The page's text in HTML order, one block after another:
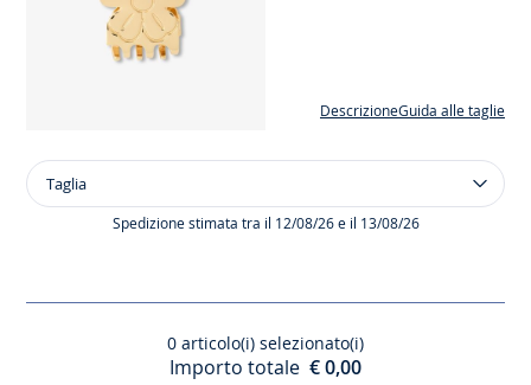
Descrizione Guida alle taglie
Taglia
Fermaglio
metallo
Taglia
Spedizione stimata tra il 12/08/26 e il 13/08/26
0 articolo(i) selezionato(i)
Importo totale € 0,00